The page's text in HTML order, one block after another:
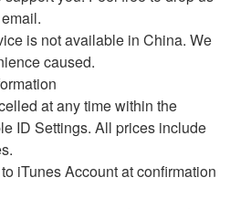
is not available in China. We
caused.
at any time within the
ID Settings. All prices include
iTunes Account at confirmation